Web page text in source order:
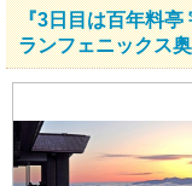
『3日目は百年料
ランフェニックス